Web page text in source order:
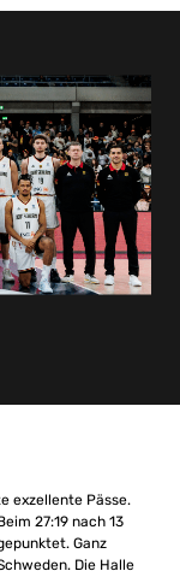
exzellente Pässe.
27:19 nach 13
Ganz
Die Halle